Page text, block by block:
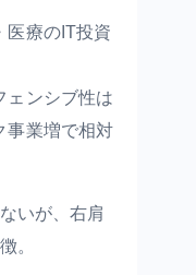
医療のIT投資
ェンシブ性は
事業増で相対
いが、右肩
。